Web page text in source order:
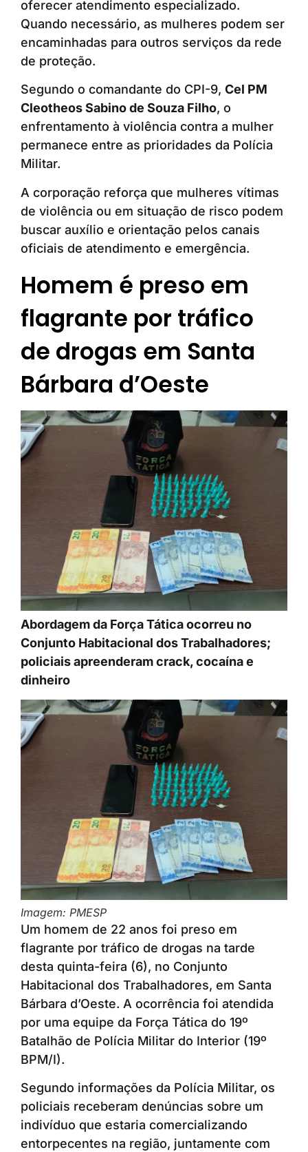
oferecer atendimento especializado.
Quando necessário, as mulheres podem ser
encaminhadas para outros serviços da rede
de proteção.
Segundo o comandante do CPI-9, Cel PM
Cleotheos Sabino de Souza Filho, o
enfrentamento à violência contra a mulher
permanece entre as prioridades da Polícia
Militar.
A corporação reforça que mulheres vítimas
de violência ou em situação de risco podem
buscar auxílio e orientação pelos canais
oficiais de atendimento e emergência.
Homem é preso em
flagrante por tráfico
de drogas em Santa
Bárbara d’Oeste
Abordagem da Força Tática ocorreu no
Conjunto Habitacional dos Trabalhadores;
policiais apreenderam crack, cocaína e
dinheiro
Imagem: PMESP
Um homem de 22 anos foi preso em
flagrante por tráfico de drogas na tarde
desta quinta-feira (6), no Conjunto
Habitacional dos Trabalhadores, em Santa
Bárbara d’Oeste. A ocorrência foi atendida
por uma equipe da Força Tática do 19º
Batalhão de Polícia Militar do Interior (19º
BPM/I).
Segundo informações da Polícia Militar, os
policiais receberam denúncias sobre um
indivíduo que estaria comercializando
entorpecentes na região, juntamente com